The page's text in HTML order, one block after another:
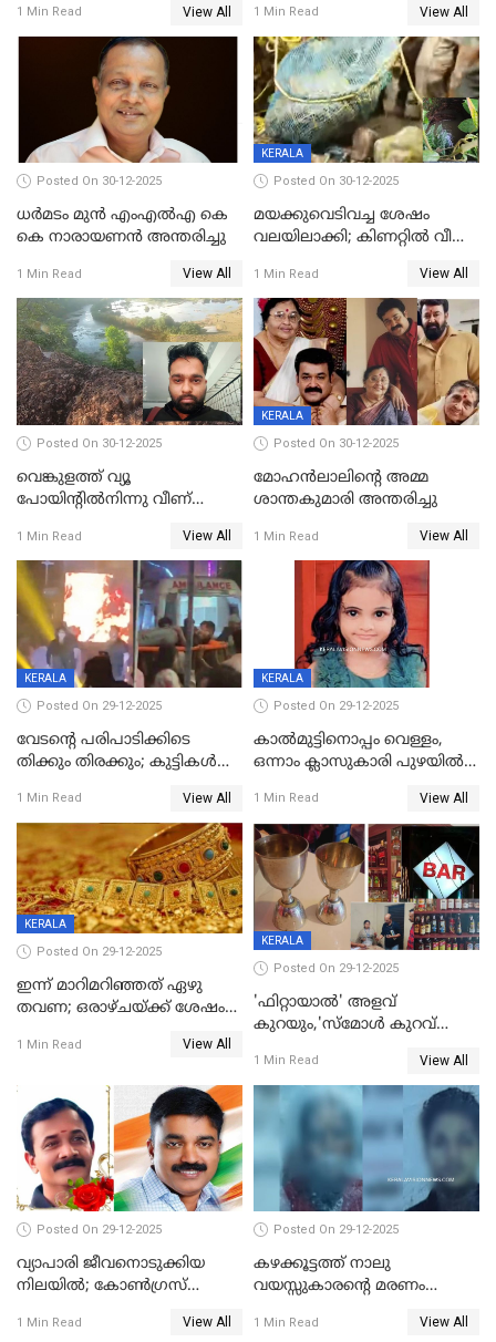
പിടികൂടി പൊലീസ്
1 Min Read View All
സെന്ററിലെ അധ്യാപകന്‍
മർദിച്ചതായി പരാതി
1 Min Read View All
Posted On 30-12-2025
ധർമടം മുൻ എംഎല്‍എ കെ
കെ നാരായണന്‍ അന്തരിച്ചു
1 Min Read View All
KERALA
Posted On 30-12-2025
മയക്കുവെടിവച്ച ശേഷം
വലയിലാക്കി; കിണറ്റിൽ വീണ
1 Min Read View All
Posted On 30-12-2025
വെങ്കുളത്ത് വ്യൂ
പോയിന്റിൽനിന്നു വീണ്
1 Min Read View All
KERALA
Posted On 30-12-2025
മോഹന്‍ലാലിന്‍റെ അമ്മ
ശാന്തകുമാരി അന്തരിച്ചു
1 Min Read View All
KERALA
Posted On 29-12-2025
വേടന്റെ പരിപാടിക്കിടെ
തിക്കും തിരക്കും; കുട്ടികള്‍
പരിക്ക്; പാളം മറികടന്ന
യുവാവ് ട്രെയിന്‍ തട്ടി മരിച്ചു
1 Min Read View All
KERALA
Posted On 29-12-2025
കാൽമുട്ടിനൊപ്പം വെള്ളം,
ഒന്നാം ക്ലാസുകാരി പുഴയിൽ
കുട്ടികൾക്കൊപ്പം
കളിക്കുന്നതിനിടെ
1 Min Read View All
KERALA
Posted On 29-12-2025
ഇന്ന് മാറിമറിഞ്ഞത് ഏഴു
തവണ; ഒരാഴ്ചയ്ക്ക് ശേഷം
1 Min Read View All
KERALA
Posted On 29-12-2025
'ഫിറ്റായാൽ' അളവ്
കുറയും,'സ്‌മോൾ കുറവ്
പിഴ
1 Min Read View All
Posted On 29-12-2025
വ്യാപാരി ജീവനൊടുക്കിയ
നിലയില്‍; കോണ്‍ഗ്രസ്
മാനസികപീഡനമെന്ന് കുറിപ്പ്
1 Min Read View All
Posted On 29-12-2025
കഴക്കൂട്ടത്ത് നാലു
വയസ്സുകാരന്റെ മരണം
സുഹൃത്തും പൊലീസ്
1 Min Read View All